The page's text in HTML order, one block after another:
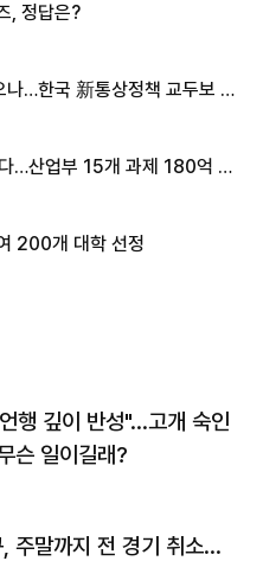
, 정답은?
…한국 新통상정책 교두보 활
…산업부 15개 과제 180억 지
200개 대학 선정
행 깊이 반성"…고개 숙인
슨 일이길래?
주말까지 전 경기 취소…